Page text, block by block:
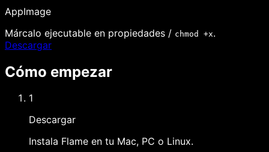
AppImage
Márcalo ejecutable en propiedades / chmod +x.
Descargar
Cómo empezar
1
Descargar
Instala Flame en tu Mac, PC o Linux.